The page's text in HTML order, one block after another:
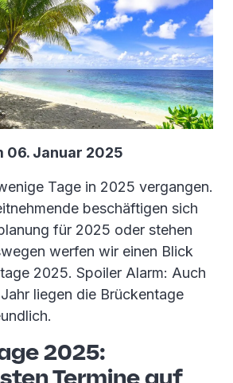
06. Januar 2025
Tage in 2025 vergangen.
beschäftigen sich
für 2025 oder stehen
werfen wir einen Blick
2025. Spoiler Alarm: Auch
liegen die Brückentage
2025: